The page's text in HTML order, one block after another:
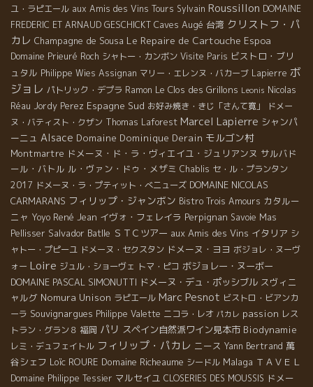
ユ・ラピエール aux Amis des Vins Tours Sylvain Roussillon DOMAINE
FREDERIC ET ARNAUD GESCHICKT Caves Augé 台湾 クリストフ・パ
カレ Champagne de Sousa Le Repaire de Cartouche Espoa
Domaine Prieuré Roch シャトー・カンボン Visite Paris ビストロ・ブリ
ュタル Philippe Wies Assignan マリー・エレンヌ・バカーブ Lapierre ボ
ジョレ パトリック・デプラ Ramon Le Clos des Grillons Leonis Nicolas
Réau Jordy Perez Espagne Sud お好み焼き・きじ「さんて寛」
ドメー
ヌ・バティスト・クザン Thomas Laforest Marcel Lapierre シャンパ
ーニュ Alsace Domaine Dominique Derain モルゴン村
Montmartre ドメーヌ・ド・ラ・ヴィエイユ・ジュリアンヌ サルバド
ール・バトル ル・ヴァン・ドゥ・メザミ Chablis セ・ル・プランタン
2017 ドメーヌ・ラ・プティット・べニューズ DOMAINE NICOLAS
CARMARANS フィリップ・ジャンボン Bistro Trois Amours カタルー
ニャ Yoyo René Jean イヴォ・フェレイラ Perpignan Savoie Mas
Pellisser Salvador Batlle ＳＴＣツアー aux Amis des Vins イタリア シ
ャトー・プピーユ ドメーヌ・セクスタン ドメーヌ・ヨヨ ボジョレ・ヌーヴ
ォー Loire ジュル・ショーヴェ トマ・ピコ ボジョレー・ヌーボー
DOMAINE PASCAL SIMONUTTI ドメーヌ・デュ・ポッシブル スヴィニ
ャルグ Nomura Unison ラピエール Marc Pesnot ビストロ・ビアンカ
ーラ Souvignargues Philippe Valette ニコラ・レオ パカレ passion レス
トラン・グラン８ 福岡 パリ スペイン自然派ワイン見本市 Biodynamie
レミ・デュフェイトル フィリップ・パカレ ニース Yann Bertrand 萬
谷シェフ Loïc ROURE Domaine Richeaume シードル Malaga ＴＡＶＥＬ
Domaine Philippe Tessier マルセイユ CLOSERIES DES MOUSSIS ドメー